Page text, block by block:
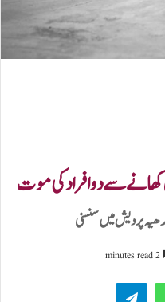
سے دو افراد کی موت
پردیش میں سنسنی
WhatsApp